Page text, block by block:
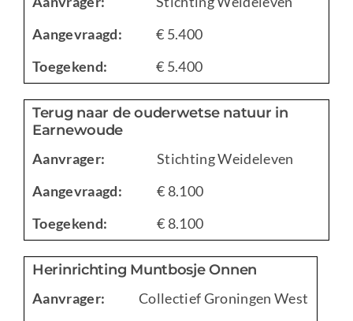
Aangevraagd:
€ 5.400
Toegekend:
€ 5.400
Terug naar de ouderwetse natuur in
Earnewoude
Aanvrager:
Stichting Weideleven
Aangevraagd:
€ 8.100
Toegekend:
€ 8.100
Herinrichting Muntbosje Onnen
Aanvrager:
Collectief Groningen West